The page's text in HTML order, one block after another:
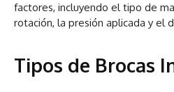
factores, incluyendo el tipo de
rotación, la presión aplicada y el
Tipos de Brocas